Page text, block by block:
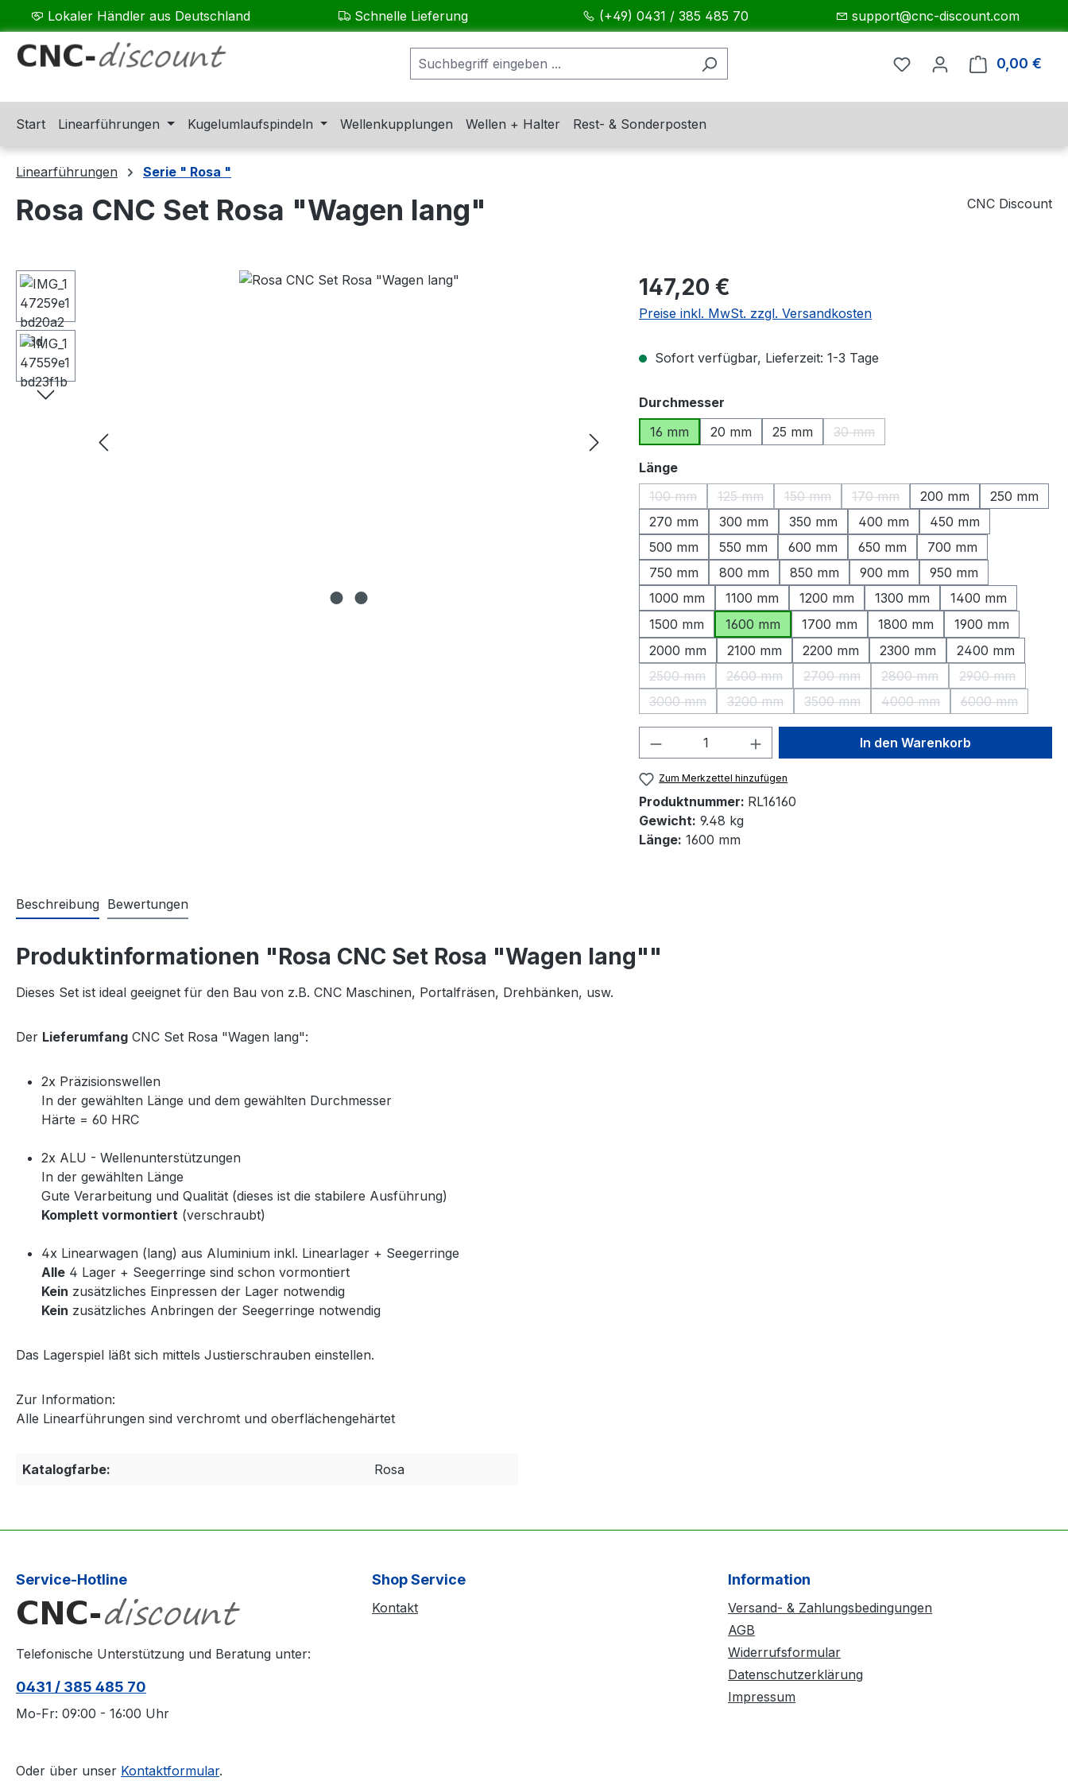
Hauptinhalt springen
Zur Suche springen
Zur Hauptnavigation springen
Lokaler Händler aus Deutschland Schnelle Lieferung (+49) 0431 / 385 485 70 support@cnc-discount.com
0,00 €
Start Linearführungen Kugelumlaufspindeln Wellenkupplungen Wellen + Halter Rest- & Sonderposten
Linearführungen Serie " Rosa "
Rosa CNC Set Rosa "Wagen lang" CNC Discount
Bildergalerie überspringen Regulärer Preis:
147,20 €
Preise inkl. MwSt. zzgl. Versandkosten
Sofort verfügbar, Lieferzeit: 1-3 Tage
Durchmesser
16 mm
20 mm 25 mm 30 mm
(Diese Option ist zurzeit nicht verfügbar.)
Längeauswählen
100 mm
(Diese Option ist zurzeit nicht verfügbar.)
125 mm
(Diese Option ist zurzeit nicht verfügbar.)
150 mm
(Diese Option ist zurzeit nicht verfügbar.)
170 mm
(Diese Option ist zurzeit nicht
200 mm
250 mm
270 mm
300 mm 350 mm 400 mm
450 mm
500 mm
550 mm 600 mm 650 mm
700 mm
750 mm
800 mm 850 mm 900 mm
950 mm
1000 mm
1100 mm 1200 mm 1300 mm
1400 mm
1500 mm
1600 mm 1700 mm 1800 mm
1900 mm
2000 mm
2100 mm 2200 mm 2300 mm
2400 mm
2500 mm
(Diese Option ist zurzeit nicht verfügbar.)
2600 mm
(Diese Option ist zurzeit nicht verfügbar.)
2700 mm
(Diese Option ist zurzeit nicht verfügbar.)
2800 mm
(Diese Option ist zurzeit nicht
2900 mm
(Diese Option
3000 mm
(Diese Option ist zurzeit nicht verfügbar.)
3200 mm
(Diese Option ist zurzeit nicht verfügbar.)
3500 mm
(Diese Option ist zurzeit nicht verfügbar.)
4000 mm
(Diese Option ist zurzeit nicht
6000 mm
(Diese Option
Produkt Anzahl: Gib den gewünschten Wert
In den Warenkorb
Zum Merkzettel hinzufügen
Produktnummer: RL16160
Gewicht: 9.48 kg
Länge: 1600 mm
Beschreibung Bewertungen
Produktinformationen "Rosa CNC Set Rosa "Wagen lang""
Dieses Set ist ideal geeignet für den Bau von z.B. CNC Maschinen, Portalfräsen, Drehbänken, usw.
Der Lieferumfang CNC Set Rosa "Wagen lang":
2x Präzisionswellen
In der gewählten Länge und dem gewählten Durchmesser
Härte = 60 HRC
2x ALU - Wellenunterstützungen
In der gewählten Länge
Gute Verarbeitung und Qualität (dieses ist die stabilere Ausführung)
Komplett vormontiert (verschraubt)
4x Linearwagen (lang) aus Aluminium inkl. Linearlager + Seegerringe
Alle 4 Lager + Seegerringe sind schon vormontiert
Kein zusätzliches Einpressen der Lager notwendig
Kein zusätzliches Anbringen der Seegerringe notwendig
Das Lagerspiel läßt sich mittels Justierschrauben einstellen.
Zur Information:
Alle Linearführungen sind verchromt und oberflächengehärtet
Katalogfarbe: Rosa
Service-Hotline
Telefonische Unterstützung und Beratung unter:
0431 / 385 485 70
Mo-Fr: 09:00 - 16:00 Uhr
Oder über unser Kontaktformular.
Shop Service
Kontakt
Information
Versand- & Zahlungsbedingungen
AGB
Widerrufsformular
Datenschutzerklärung
Impressum